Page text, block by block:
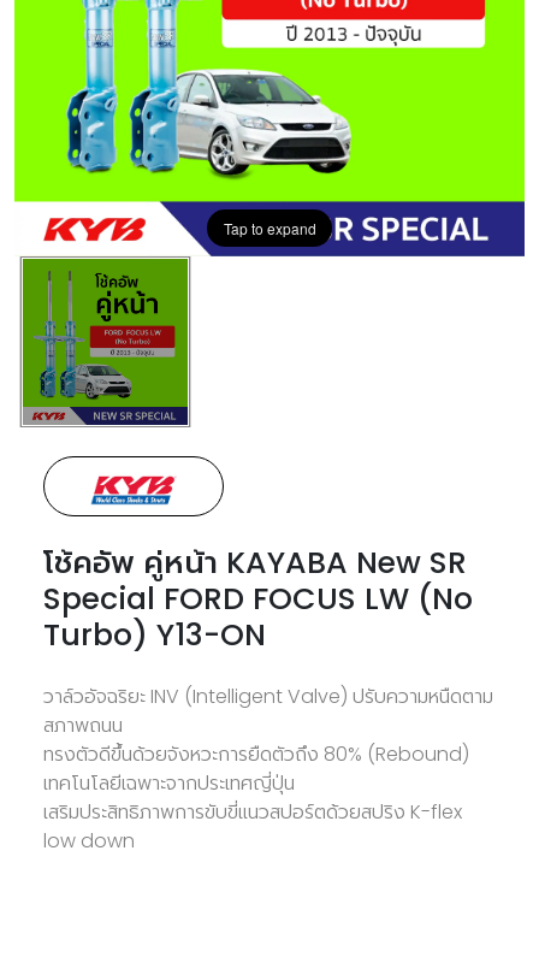
Tap to expand
โช้คอัพ คู่หน้า KAYABA New SR
Special FORD FOCUS LW (No
Turbo) Y13-ON
วาล์วอัจฉริยะ INV (Intelligent Valve) ปรับความหนืดตาม
สภาพถนน
ทรงตัวดีขึ้นด้วยจังหวะการยืดตัวถึง 80% (Rebound)
เทคโนโลยีเฉพาะจากประเทศญี่ปุ่น
เสริมประสิทธิภาพการขับขี่แนวสปอร์ตด้วยสปริง K-flex
low down